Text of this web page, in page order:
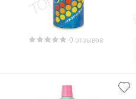
0 отзывов